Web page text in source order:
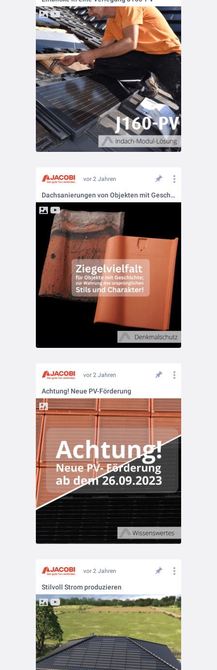
vor 2 Jahren
Dachsanierungen von Objekten mit Geschichte
vor 2 Jahren
Achtung! Neue PV-Förderung
vor 2 Jahren
Stilvoll Strom produzieren